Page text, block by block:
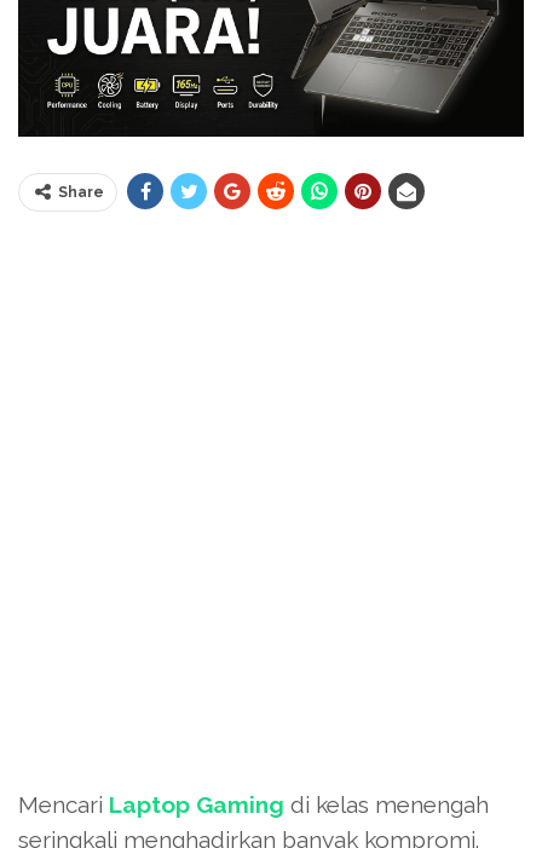
Share
Mencari Laptop Gaming di kelas menengah
seringkali menghadirkan banyak kompromi.